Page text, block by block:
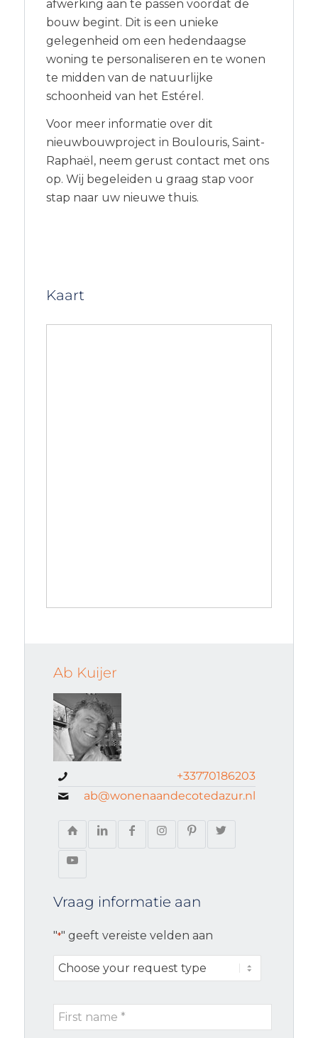
afwerking aan te passen voordat de
bouw begint. Dit is een unieke
gelegenheid om een hedendaagse
woning te personaliseren en te wonen
te midden van de natuurlijke
schoonheid van het Estérel.
Voor meer informatie over dit
nieuwbouwproject in Boulouris, Saint-
Raphaël, neem gerust contact met ons
op. Wij begeleiden u graag stap voor
stap naar uw nieuwe thuis.
Kaart
Ab Kuijer
+33770186203
ab@wonenaandecotedazur.nl
Vraag informatie aan
"*" geeft vereiste velden aan
Choose
your
type
First
name